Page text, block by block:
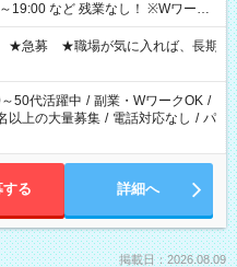
など 残業なし！ ※Wワーク
週40時間超の就業はご案内できま
間以上勤務は社会保険への加入対
日雇い派遣の原則禁止）によ
ご案内が難しい場合があります
★急募 ★職場が気に入れば、長期
50代活躍中 / 副業・WワークOK /
以上の大量募集 / 電話対応なし / パ
する 詳細へ
掲載日：2026.08.09